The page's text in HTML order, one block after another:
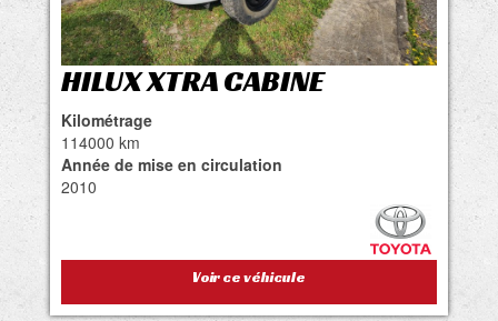
HILUX XTRA CABINE
Kilométrage
114000 km
Année de mise en circulation
2010
Voir ce véhicule